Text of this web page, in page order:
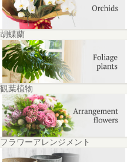
胡蝶蘭
観葉植物
フラワーアレンジメント